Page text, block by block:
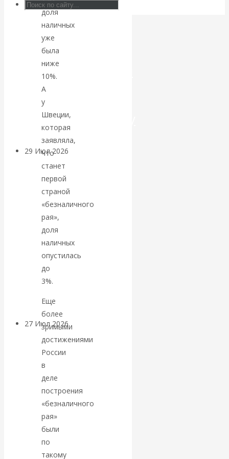
Искусственный
интеллект —
революционный
переход к
посткапитализму
29 Июл 2026
финансовая олигархия
Валентин
Катасонов.
«Мировые
ростовщики»:
27 Июл 2026Мировая
валютная система
Валентин
КАтасонов.
«МЕТОД
ОТМЫВАНИЯ
доля
наличных
уже
была
ниже
10%.
А
у
Швеции,
которая
заявляла,
что
станет
первой
страной
«безналичного
рая»,
доля
наличных
опустилась
до
3%.
Еще
более
зримыми
достижениями
России
в
деле
построения
«безналичного
рая»
были
по
такому